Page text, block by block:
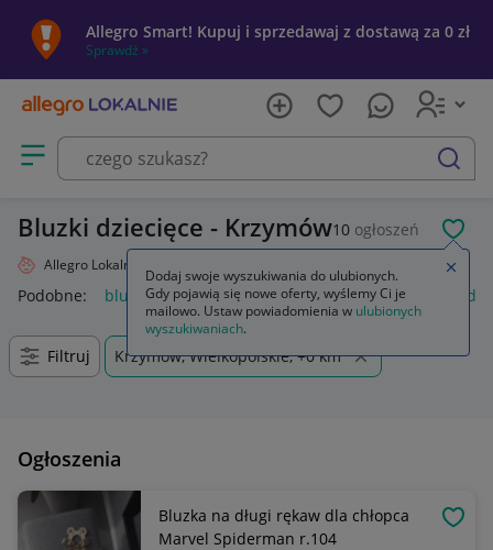
Allegro Smart! Kupuj i sprzedawaj z dostawą za 0 zł
Sprawdź »
Otwórz menu z kategoriami
szukaj
Bluzki dziecięce - Krzymów10 ogłoszeń
Allegro Lokalnie
Podobne: bluzka bluzki damskie bluzki na ramiączkach
Filtruj Krzymów, Wielkopolskie, +0 km
Ogłoszenia
Bluzka na długi rękaw dla chłopca
Marvel Spiderman r.104
Dodaj swoje wyszukiwania do ulubionych.
Gdy pojawią się nowe oferty, wyślemy Ci je
mailowo. Ustaw powiadomienia w ulubionych
wyszukiwaniach.